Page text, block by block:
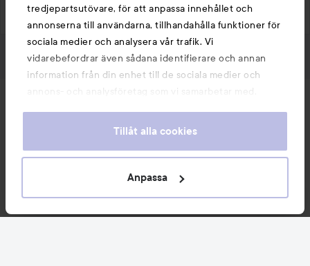
tredjepartsutövare, för att anpassa innehållet och
annonserna till användarna, tillhandahålla funktioner för
sociala medier och analysera vår trafik. Vi
vidarebefordrar även sådana identifierare och annan
information från din enhet till de sociala medier och
annons- och analysföretag som vi samarbetar med.
information som du har tillhandahållit eller som de har
våra cookies vid fortsatt användande av vår webbplats.
För information om hur du kan ändra inställningarna för
Tillåt alla cookies
Anpassa
Logga in för att lämna en kommentar
Följ oss
Kundservice